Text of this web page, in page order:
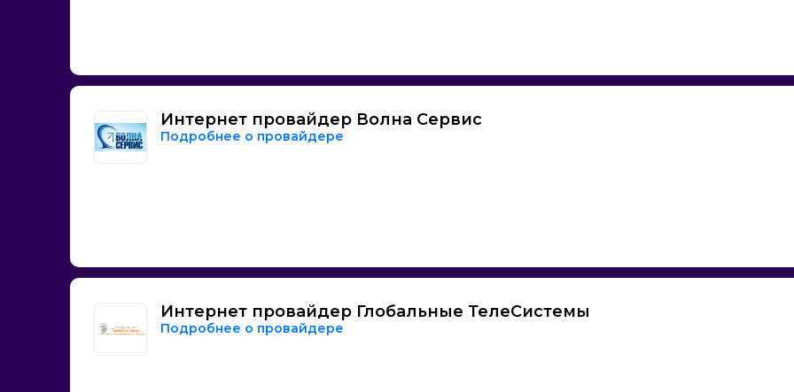
Интернет провайдер Волна Сервис
Подробнее о провайдере
Интернет провайдер Глобальные ТелеСистемы
Подробнее о провайдере